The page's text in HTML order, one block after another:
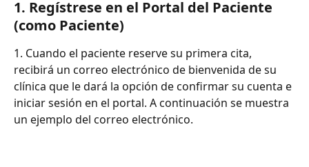
1. Regístrese en el Portal del Paciente
(como Paciente)
1. Cuando el paciente reserve su primera cita,
recibirá un correo electrónico de bienvenida de su
clínica que le dará la opción de confirmar su cuenta e
iniciar sesión en el portal. A continuación se muestra
un ejemplo del correo electrónico.